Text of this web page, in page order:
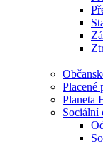
Placené
Planeta
Sociální